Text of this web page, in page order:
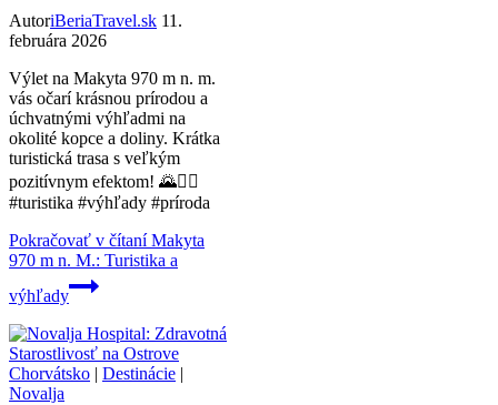
AutoriBeriaTravel.sk 11.
februára 2026
Výlet na Makyta 970 m n. m.
vás očarí krásnou prírodou a
úchvatnými výhľadmi na
okolité kopce a doliny. Krátka
turistická trasa s veľkým
pozitívnym efektom! 🌄🚶‍♂️
#turistika #výhľady #príroda
Pokračovať v čítaníMakyta
970 m n. M.: Turistika a
výhľady
Chorvátsko | Destinácie |
Novalja